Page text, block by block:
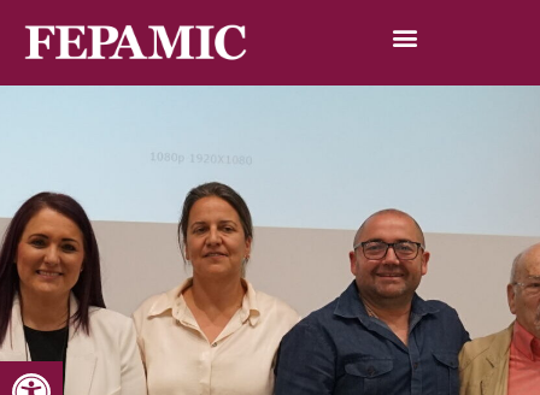
Abrir barra de herramientas